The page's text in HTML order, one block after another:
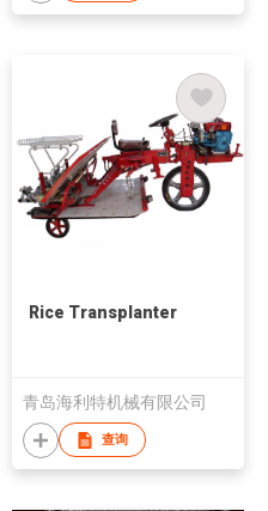
Rice Transplanter
青岛海利特机械有限公司
查询